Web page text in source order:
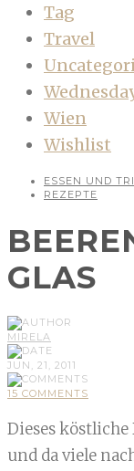
Tag
Travel
Wien
Wishlist
ESSEN UND
REZEPTE
GLAS
MIRELA
JUN, 21, 2011
15 COMMENTS
Dieses köstliche
und da viele